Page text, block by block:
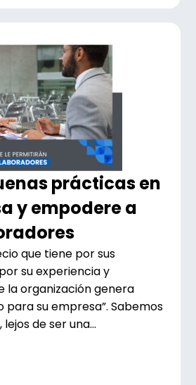
prácticas en
y empodere a
que tiene por sus
su experiencia y
la organización genera
su empresa”. Sabemos
de ser una...